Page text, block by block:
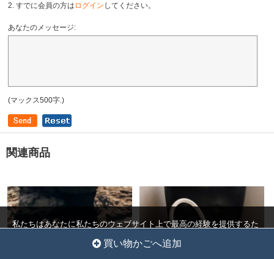
2. すでに会員の方は ログイン してください。
あなたのメッセージ:
(マックス500字.)
関連商品
買い物かごへ追加
私たちはあなたに私たちのウェブサイト上で最高の経験を提供するた
クッキー設定